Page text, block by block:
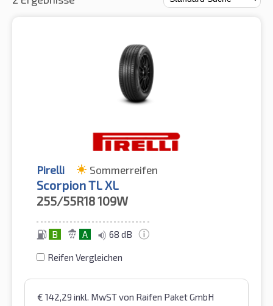
Pirelli Sommerreifen
Scorpion TL XL
255/55R18109W
B A 68 dB
Reifen Vergleichen
€ 142,29 inkl. MwSTvon Raifen Paket GmbH